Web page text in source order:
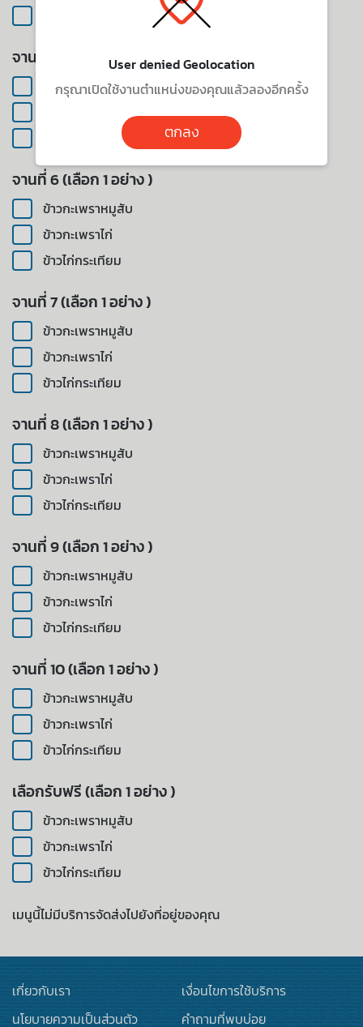
จานที่ 5 (เลือก 1 อย่าง )
ข้าวกะเพราหมูสับ
จานที่ 6 (เลือก 1 อย่าง )
ข้าวกะเพราหมูสับ
ข้าวกะเพราไก่
ข้าวไก่กระเทียม
จานที่ 7 (เลือก 1 อย่าง )
ข้าวกะเพราหมูสับ
ข้าวกะเพราไก่
ข้าวไก่กระเทียม
จานที่ 8 (เลือก 1 อย่าง )
ข้าวกะเพราหมูสับ
ข้าวกะเพราไก่
ข้าวไก่กระเทียม
จานที่ 9 (เลือก 1 อย่าง )
ข้าวกะเพราหมูสับ
ข้าวกะเพราไก่
ข้าวไก่กระเทียม
จานที่ 10 (เลือก 1 อย่าง )
ข้าวกะเพราหมูสับ
ข้าวกะเพราไก่
ข้าวไก่กระเทียม
เลือกรับฟรี (เลือก 1 อย่าง )
ข้าวกะเพราหมูสับ
ข้าวกะเพราไก่
ข้าวไก่กระเทียม
เมนูนี้ไม่มีบริการจัดส่งไปยังที่อยู่ของคุณ
เกี่ยวกับเรา
เงื่อนไขการใช้บริการ
นโยบายความเป็นส่วนตัว
คำถามที่พบบ่อย
User denied Geolocation
กรุณาเปิดใช้งานตำแหน่งของคุณแล้วลองอีกครั้ง
ตกลง